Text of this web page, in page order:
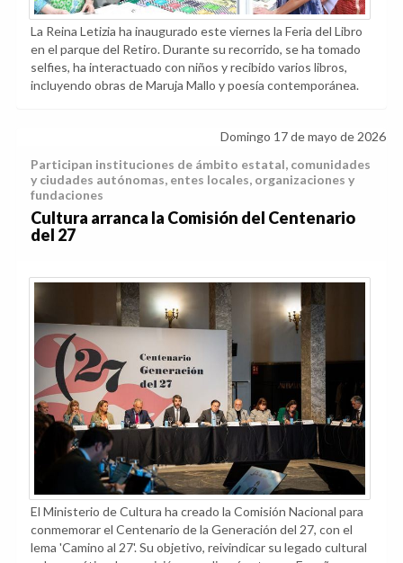
La Reina Letizia ha inaugurado este viernes la Feria del Libro
en el parque del Retiro. Durante su recorrido, se ha tomado
selfies, ha interactuado con niños y recibido varios libros,
incluyendo obras de Maruja Mallo y poesía contemporánea.
Domingo 17 de mayo de 2026
Participan instituciones de ámbito estatal, comunidades
y ciudades autónomas, entes locales, organizaciones y
fundaciones
Cultura arranca la Comisión del Centenario
del 27
El Ministerio de Cultura ha creado la Comisión Nacional para
conmemorar el Centenario de la Generación del 27, con el
lema 'Camino al 27'. Su objetivo, reivindicar su legado cultural